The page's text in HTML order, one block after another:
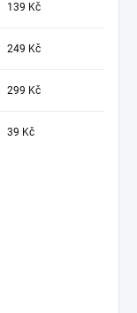
139 Kč
249 Kč
299 Kč
39 Kč